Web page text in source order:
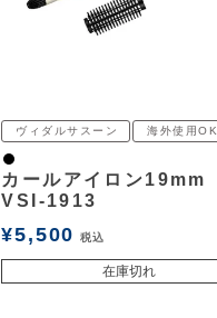
ヴィダルサスーン 海外使用OK
黒
カールアイロン19mm
VSI-1913
¥5,500 税込
在庫切れ